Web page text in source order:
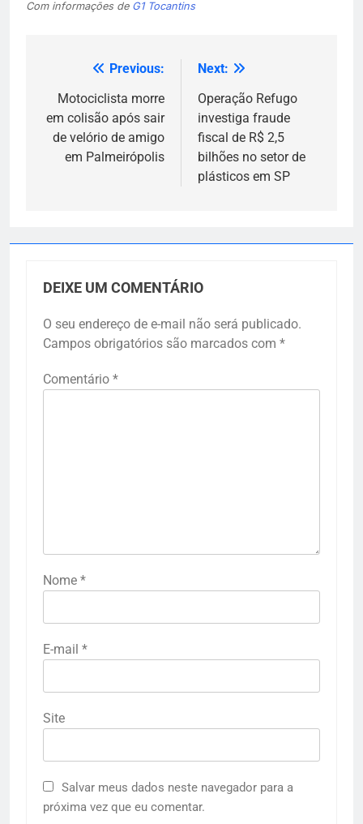
Com informações de G1 Tocantins
Navegação
de
Post
Previous:
Motociclista morre
em colisão após sair
de velório de amigo
em Palmeirópolis
Next:
Operação Refugo
investiga fraude
fiscal de R$ 2,5
bilhões no setor de
plásticos em SP
DEIXE UM COMENTÁRIO
O seu endereço de e-mail não será publicado.
Campos obrigatórios são marcados com *
Comentário *
Nome *
E-mail *
Site
Salvar meus dados neste navegador para a
próxima vez que eu comentar.